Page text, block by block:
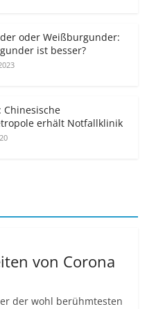
oder Weißburgunder:
ist besser?
Chinesische
erhält Notfallklinik
von Corona
der wohl berühmtesten